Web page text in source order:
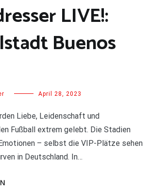
LIVE!:
Buenos
April 28, 2023
Liebe, Leidenschaft und
Fußball extrem gelebt. Die Stadien
– selbst die VIP-Plätze sehen
in Deutschland. In…